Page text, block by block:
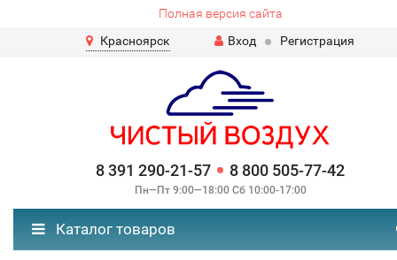
Полная версия сайта
Красноярск
Вход Регистрация
8 391 290-21-57 8 800 505-77-42
Пн—Пт 9:00—18:00 Сб 10:00-17:00
Каталог товаров